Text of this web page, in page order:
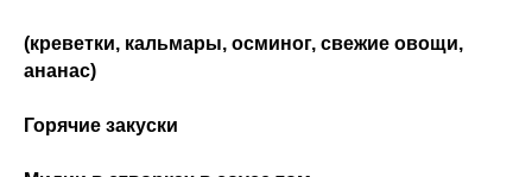
(креветки, кальмары, осминог, свежие овощи,
ананас)
Горячие закуски